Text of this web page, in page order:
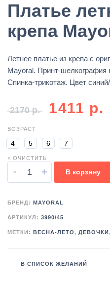
Платье
крепа
Летнее платье из крепа с
Mayoral. Принт-шелкография
Спинка-трикотаж. Цвет
2170р. 1411 р.
ВОЗРАСТ
4 5 6 7
× ОЧИСТИТЬ
- + В корзину
БРЕНД: MAYORAL
АРТИКУЛ: 3990/45
МЕТКИ: ВЕСНА-ЛЕТО, ДЕВОЧКИ ,
В СПИСОК ЖЕЛАНИЙ